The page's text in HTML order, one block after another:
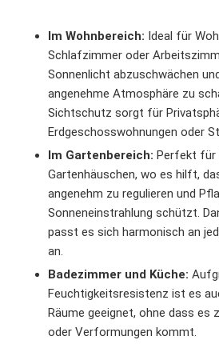
Im Wohnbereich: Ideal für
Schlafzimmer oder
Sonnenlicht abzuschwächen
angenehme Atmosphäre zu
Sichtschutz sorgt für
Erdgeschosswohnungen oder
Im Gartenbereich: Perfekt für
Gartenhäuschen, wo es hilft,
angenehm zu regulieren und
Sonneneinstrahlung schützt.
passt es sich harmonisch an
an.
Badezimmer und Küche:
Feuchtigkeitsresistenz ist es
Räume geeignet, ohne dass es
oder Verformungen kommt.